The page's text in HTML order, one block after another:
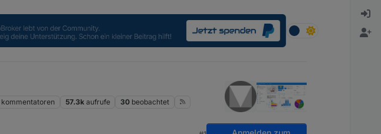
kommentatoren 57.3k aufrufe 30 beobachtet